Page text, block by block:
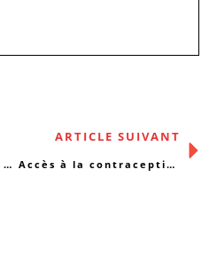
107 Précarité : « Pour nous, la rue est un lieu de soins ! »
ARTICLE SUIVANT
Accès à la contraception d’urgence